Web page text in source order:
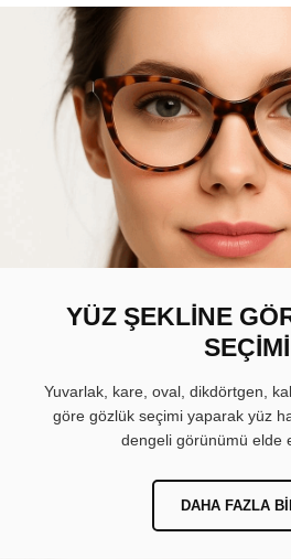
YÜZ ŞEKLİNE
SEÇİMİ
Yuvarlak, kare, oval, dikdörtgen,
göre gözlük seçimi yaparak yüz
dengeli görünümü elde
DAHA FAZLA